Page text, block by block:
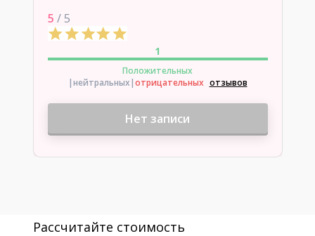
5 / 5
1
Положительных
|нейтральных|отрицательных отзывов
Нет записи
Рассчитайте стоимость